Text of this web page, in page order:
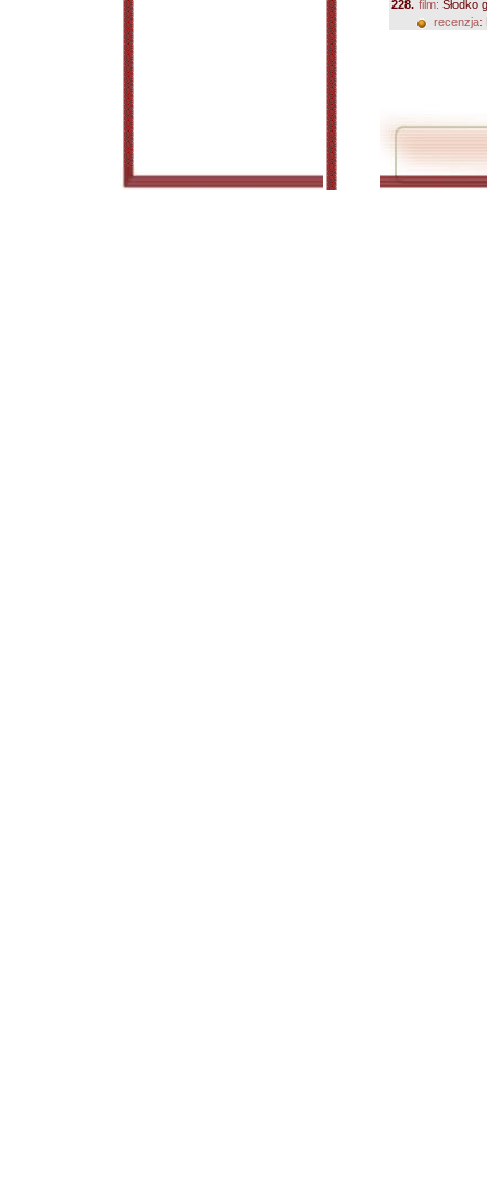
228. film: Słodko
recenzja: